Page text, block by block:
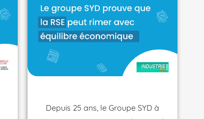
Depuis 25 ans, le Groupe SYD à